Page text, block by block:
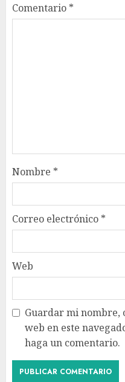
Comentario *
Nombre *
Correo electrónico *
Web
Guardar mi nombre,
web en este
haga un comentario.